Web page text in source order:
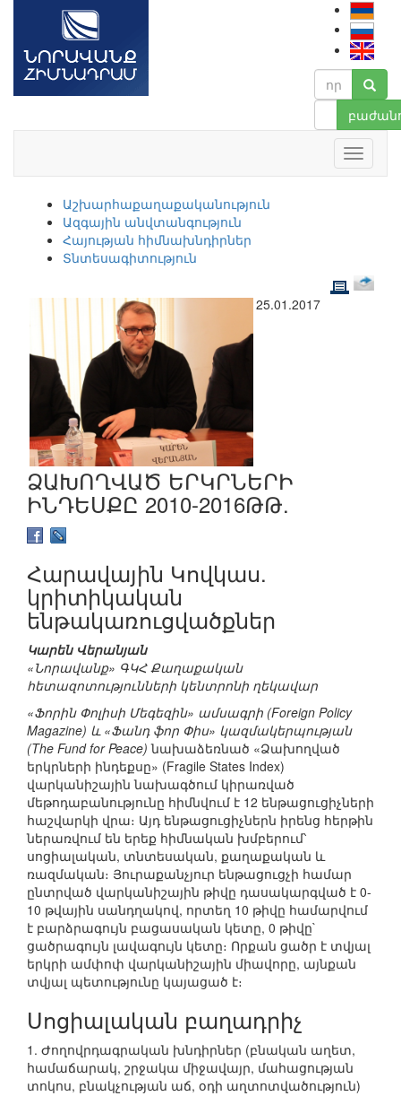
Աշխարհաքաղաքականություն
Ազգային անվտանգություն
Հայության հիմնախնդիրներ
Տնտեսագիտություն
25.01.2017
ՁԱԽՈՂՎԱԾ ԵՐԿՐՆԵՐԻ
ԻՆԴԵՍՔԸ 2010-2016ԹԹ.
Հարավային Կովկաս.
կրիտիկական
ենթակառուցվածքներ
Կարեն Վերանյան
«Նորավանք» ԳԿՀ Քաղաքական
հետազոտությունների կենտրոնի ղեկավար
«Ֆորին Փոլիսի Մեգեզին» ամսագրի (Foreign Policy
Magazine) և «Ֆանդ ֆոր Փիս» կազմակերպության
(The Fund for Peace) նախաձեռնած «Ձախողված
երկրների ինդեքսը» (Fragile States Index)
վարկանիշային նախագծում կիրառված
մեթոդաբանությունը հիմնվում է 12 ենթացուցիչների
հաշվարկի վրա։ Այդ ենթացուցիչներն իրենց հերթին
ներառվում են երեք հիմնական խմբերում՝
սոցիալական, տնտեսական, քաղաքական և
ռազմական։ Յուրաքանչյուր ենթացուցչի համար
ընտրված վարկանիշային թիվը դասակարգված է 0-
10 թվային սանդղակով, որտեղ 10 թիվը համարվում
է բարձրագույն բացասական կետը, 0 թիվը`
ցածրագույն լավագույն կետը։ Որքան ցածր է տվյալ
երկրի ամփոփ վարկանիշային միավորը, այնքան
տվյալ պետությունը կայացած է։
Սոցիալական բաղադրիչ
1. Ժողովրդագրական խնդիրներ (բնական աղետ,
համաճարակ, շրջակա միջավայր, մահացության
տոկոս, բնակչության աճ, օդի աղտոտվածություն)